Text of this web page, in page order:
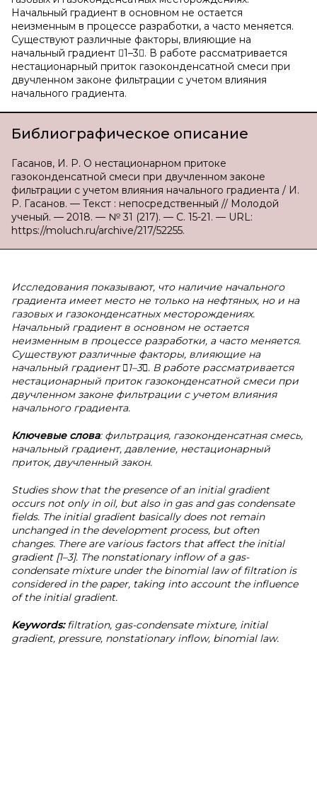
Начальный градиент в основном не остается
неизменным в процессе разработки, а часто меняется.
Существуют различные факторы, влияющие на
начальный градиент 1–3. В работе рассматривается
нестационарный приток газоконденсатной смеси при
двучленном законе фильтрации с учетом влияния
начального градиента.
Библиографическое описание
Гасанов, И. Р. О нестационарном притоке
газоконденсатной смеси при двучленном законе
фильтрации с учетом влияния начального градиента / И.
Р. Гасанов. — Текст : непосредственный // Молодой
ученый. — 2018. — № 31 (217). — С. 15-21. — URL:
https://moluch.ru/archive/217/52255.
Исследования показывают, что наличие начального
градиента имеет место не только на нефтяных, но и на
газовых и газоконденсатных месторождениях.
Начальный градиент в основном не остается
неизменным в процессе разработки, а часто меняется.
Существуют различные факторы, влияющие на
начальный градиент 1–3. В работе рассматривается
нестационарный приток газоконденсатной смеси при
двучленном законе фильтрации с учетом влияния
начального градиента.
Ключевые слова: фильтрация, газоконденсатная смесь,
начальный градиент, давление, нестационарный
приток, двучленный закон.
Studies show that the presence of an initial gradient
occurs not only in oil, but also in gas and gas condensate
fields. The initial gradient basically does not remain
unchanged in the development process, but often
changes. There are various factors that affect the initial
gradient [1–3]. The nonstationary inflow of a gas-
condensate mixture under the binomial law of filtration is
considered in the paper, taking into account the influence
of the initial gradient.
Keywords:filtration, gas-condensate mixture, initial
gradient, pressure, nonstationary inflow, binomial law.